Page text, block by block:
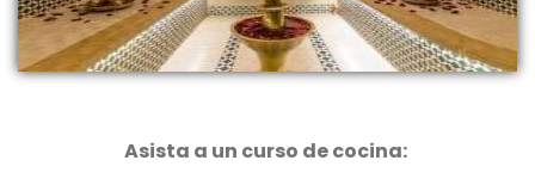
Asista a un curso de cocina: